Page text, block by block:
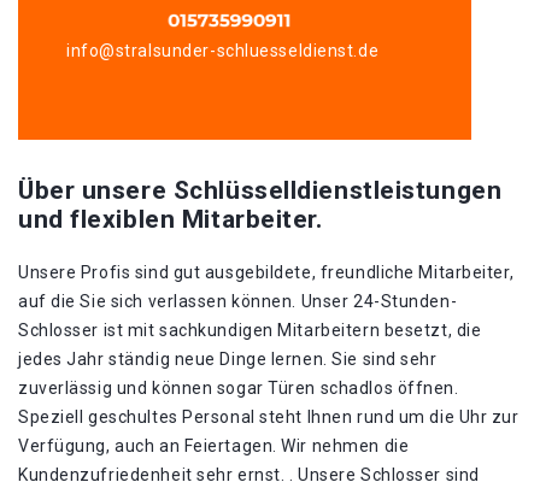
info@stralsunder-schluesseldienst.de
Über unsere Schlüsselldienstleistungen
und flexiblen Mitarbeiter.
Unsere Profis sind gut ausgebildete, freundliche Mitarbeiter,
auf die Sie sich verlassen können. Unser 24-Stunden-
Schlosser ist mit sachkundigen Mitarbeitern besetzt, die
jedes Jahr ständig neue Dinge lernen. Sie sind sehr
zuverlässig und können sogar Türen schadlos öffnen.
Speziell geschultes Personal steht Ihnen rund um die Uhr zur
Verfügung, auch an Feiertagen. Wir nehmen die
Kundenzufriedenheit sehr ernst. . Unsere Schlosser sind